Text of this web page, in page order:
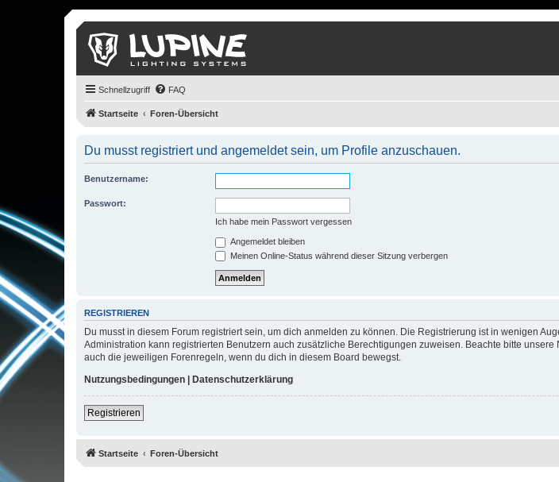
Schnellzugriff FAQ
Startseite Foren-Übersicht
Du musst registriert und angemeldet sein, um Profile anzuschauen.
Benutzername:
Passwort:
Ich habe mein Passwort vergessen
Angemeldet bleiben
Meinen Online-Status während dieser Sitzung verbergen
REGISTRIEREN
Du musst in diesem Forum registriert sein, um dich anmelden zu können. Die Registrierung ist in wenigen
Administration kann registrierten Benutzern auch zusätzliche Berechtigungen zuweisen. Beachte bitte
auch die jeweiligen Forenregeln, wenn du dich in diesem Board bewegst.
Nutzungsbedingungen | Datenschutzerklärung
Registrieren
Startseite Foren-Übersicht